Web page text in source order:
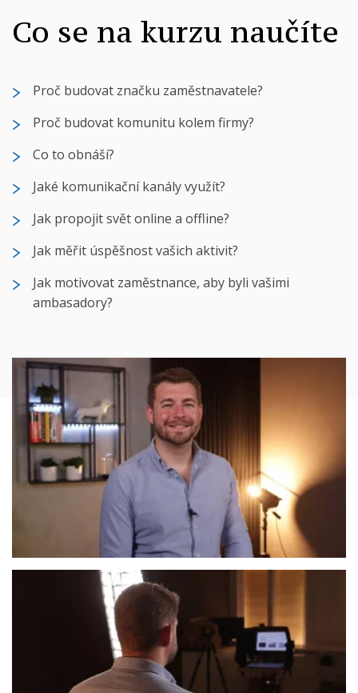
Co se na kurzu naučíte
Proč budovat značku zaměstnavatele?
Proč budovat komunitu kolem firmy?
Co to obnáší?
Jaké komunikační kanály využít?
Jak propojit svět online a offline?
Jak měřit úspěšnost vašich aktivit?
Jak motivovat zaměstnance, aby byli vašimi
ambasadory?